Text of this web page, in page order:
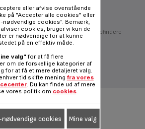
SEB-Gruppen Slut dig til os
Opfindere
betingelser
Juridisk meddelelse
Almindelig internetside
| Danish
eller afvise ovenstående
på "Accepter alle cookies" eller
nødvendige cookies". Bemærk,
cookies, bruger vi kun de
er nødvendige for at kunne
på en effektiv måde.
valg" for at få flere
om de forskellige kategorier af
for at få et mere detaljeret valg.
tid skifte mening fra vores
. Du kan finde ud af mere
vores politik om cookies.
cookies Mine valg